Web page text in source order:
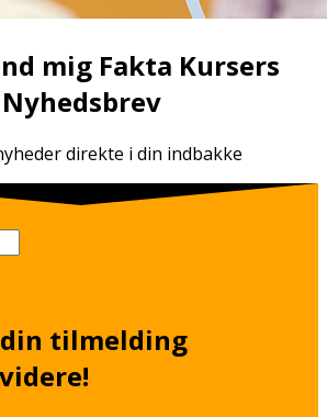
mig Fakta Kursers
Nyhedsbrev
direkte i din indbakke
din tilmelding